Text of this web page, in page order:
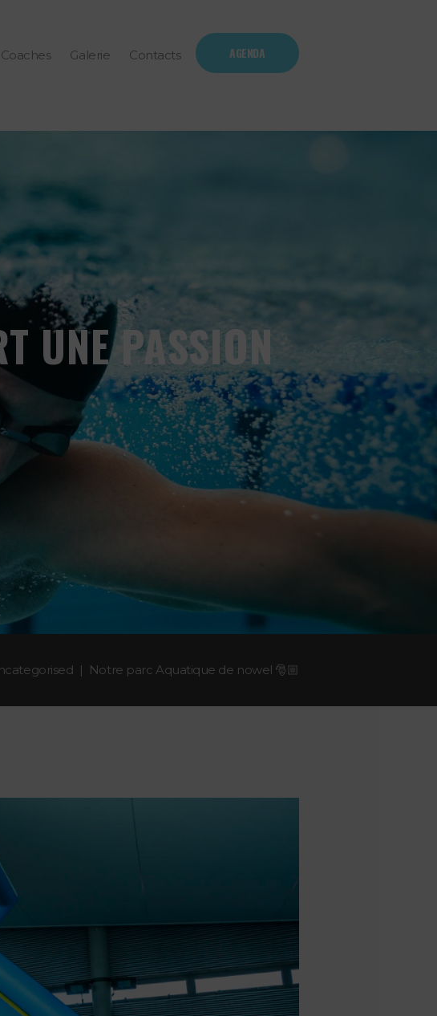
Coaches Galerie Contacts AGENDA
Notre parc Aquatique de nowel 🎅🏼